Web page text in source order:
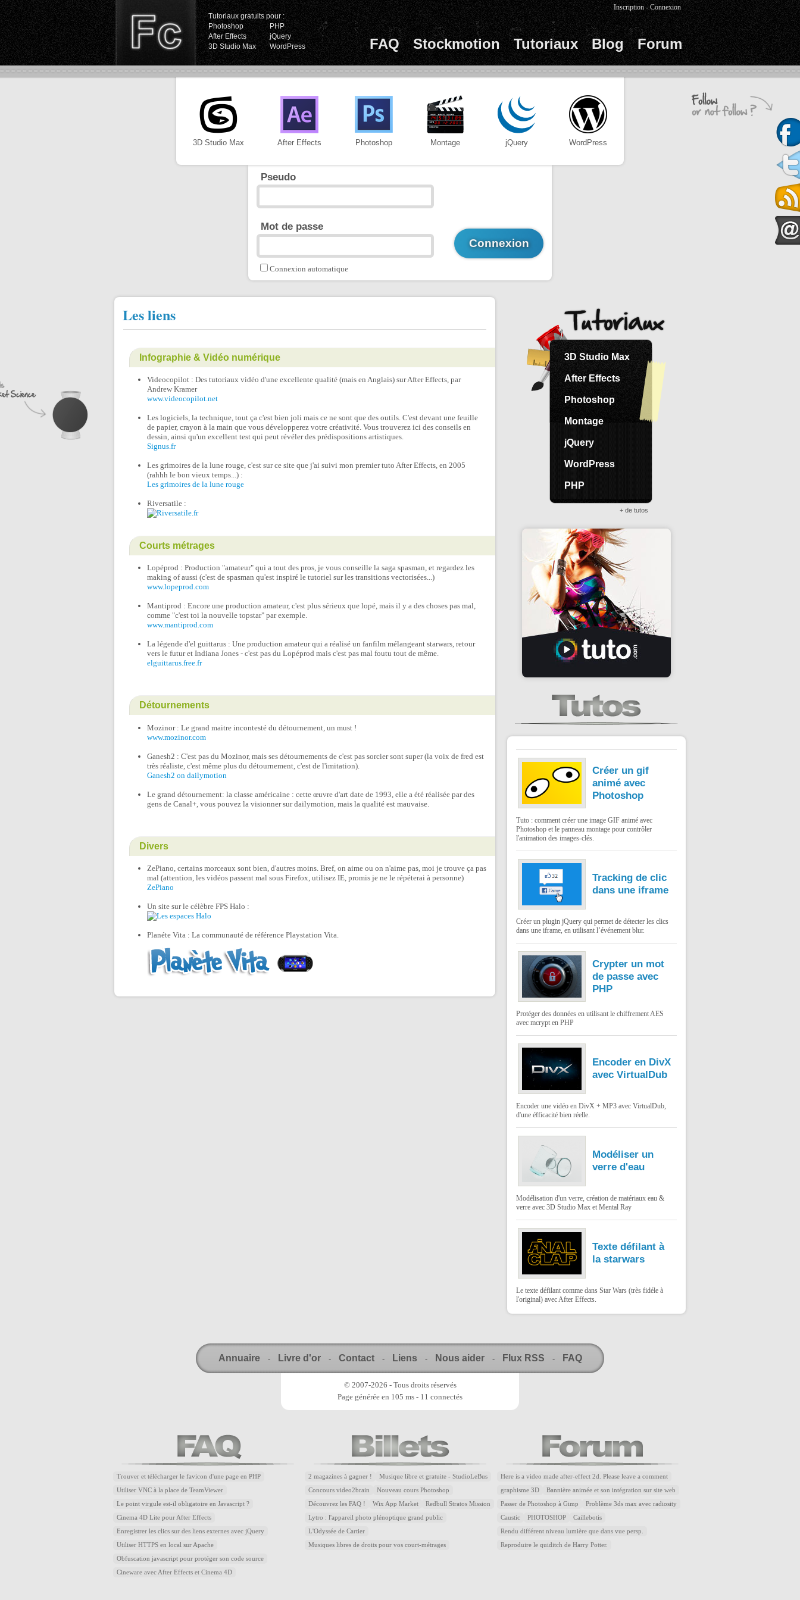
Tutoriaux gratuits pour :
Photoshop
PHP
After Effects
jQuery
3D Studio Max
WordPress FAQ Stockmotion Tutoriaux Blog Forum
Inscription -Connexion
3D Studio Max After Effects Photoshop Montage jQuery WordPress
Pseudo
Mot de passe
Connexion automatique
Les liens
Infographie & Vidéo numérique
Videocopilot : Des tutoriaux vidéo d'une excellente qualité (mais en Anglais) sur After Effects, par
Andrew Kramer
www.videocopilot.net
Les logiciels, la technique, tout ça c'est bien joli mais ce ne sont que des outils. C'est devant une feuille
de papier, crayon à la main que vous développerez votre créativité. Vous trouverez ici des conseils en
dessin, ainsi qu'un excellent test qui peut révéler des prédispositions artistiques.
Signus.fr
Les grimoires de la lune rouge, c'est sur ce site que j'ai suivi mon premier tuto After Effects, en 2005
(rahhh le bon vieux temps...) :
Les grimoires de la lune rouge
Riversatile :
Courts métrages
Lopéprod : Production "amateur" qui a tout des pros, je vous conseille la saga spasman, et regardez les
making of aussi (c'est de spasman qu'est inspiré le tutoriel sur les transitions vectorisées...)
www.lopeprod.com
Mantiprod : Encore une production amateur, c'est plus sérieux que lopé, mais il y a des choses pas mal,
comme "c'est toi la nouvelle topstar" par exemple.
www.mantiprod.com
La légende d'el guittarus : Une production amateur qui a réalisé un fanfilm mélangeant starwars, retour
vers le futur et Indiana Jones - c'est pas du Lopéprod mais c'est pas mal foutu tout de même.
elguittarus.free.fr
Détournements
Mozinor : Le grand maitre incontesté du détournement, un must !
www.mozinor.com
Ganesh2 : C'est pas du Mozinor, mais ses détournements de c'est pas sorcier sont super (la voix de fred est
très réaliste, c'est même plus du détournement, c'est de l'imitation).
Ganesh2 on dailymotion
Le grand détournement: la classe américaine : cette œuvre d'art date de 1993, elle a été réalisée par des
gens de Canal+, vous pouvez la visionner sur dailymotion, mais la qualité est mauvaise.
Divers
ZePiano, certains morceaux sont bien, d'autres moins. Bref, on aime ou on n'aime pas, moi je trouve ça pas
mal (attention, les vidéos passent mal sous Firefox, utilisez IE, promis je ne le répéterai à personne)
ZePiano
Un site sur le célèbre FPS Halo :
Planéte Vita : La communauté de référence Playstation Vita.
3D Studio Max
After Effects
Photoshop
Montage
jQuery
WordPress
PHP
+ de tutos
Créer un gif
animé avec
Photoshop
Tuto : comment créer une image GIF animé avec
Photoshop et le panneau montage pour contrôler
l'animation des images-clés.
Tracking de clic
dans une iframe
Créer un plugin jQuery qui permet de détecter les clics
dans une iframe, en utilisant l’événement blur.
Crypter un mot
de passe avec
PHP
Protéger des données en utilisant le chiffrement AES
avec mcrypt en PHP
Encoder en DivX
avec VirtualDub
Encoder une vidéo en DivX + MP3 avec VirtualDub,
d'une éfficacité bien réelle.
Modéliser un
verre d'eau
Modélisation d'un verre, création de matériaux eau &
verre avec 3D Studio Max et Mental Ray
Texte défilant à
la starwars
Le texte défilant comme dans Star Wars (très fidéle à
l'original) avec After Effects.
Annuaire - Livre d'or - Contact - Liens - Nous aider - Flux RSS - FAQ
© 2007-2026 - Tous droits réservés
Page générée en 105 ms - 11 connectés
Trouver et télécharger le favicon d'une page en PHP
Utiliser VNC à la place de TeamViewer
Le point virgule est-il obligatoire en Javascript ?
Cinema 4D Lite pour After Effects
Enregistrer les clics sur des liens externes avec jQuery
Utiliser HTTPS en local sur Apache
Obfuscation javascript pour protéger son code source
Cineware avec After Effects et Cinema 4D
2 magazines à gagner ! Musique libre et gratuite - StudioLeBus
Concours video2brain Nouveau cours Photoshop
Découvrez les FAQ ! Wix App Market Redbull Stratos Mission
Lytro : l'appareil photo plénoptique grand public
L'Odyssée de Cartier
Musiques libres de droits pour vos court-métrages
Here is a video made after-effect 2d. Please leave a comment
graphisme 3D Bannière animée et son intégration sur site web
Passer de Photoshop à Gimp Problème 3ds max avec radiosity
Caustic PHOTOSHOP Caillebotis
Rendu différent niveau lumière que dans vue persp.
Reproduire le quiditch de Harry Potter.